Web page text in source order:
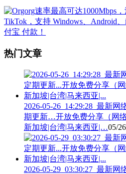
热门文章
2026-05-26_14:29:28_最新
期更新…开放免费分享（网
新加坡|台湾|马来西亚|…05/26
2026-05-29_03:30:27_最新